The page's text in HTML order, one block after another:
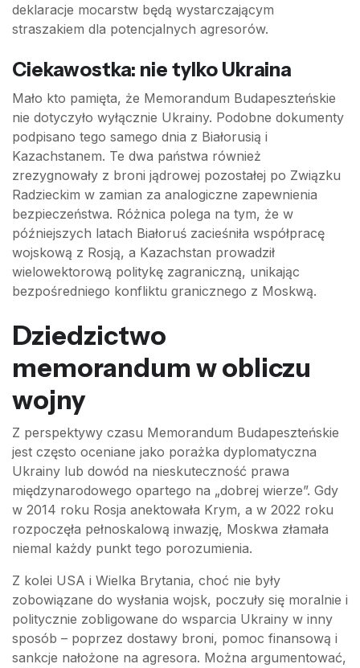
deklaracje mocarstw będą wystarczającym
straszakiem dla potencjalnych agresorów.
Ciekawostka: nie tylko Ukraina
Mało kto pamięta, że Memorandum Budapeszteńskie
nie dotyczyło wyłącznie Ukrainy. Podobne dokumenty
podpisano tego samego dnia z Białorusią i
Kazachstanem. Te dwa państwa również
zrezygnowały z broni jądrowej pozostałej po Związku
Radzieckim w zamian za analogiczne zapewnienia
bezpieczeństwa. Różnica polega na tym, że w
późniejszych latach Białoruś zacieśniła współpracę
wojskową z Rosją, a Kazachstan prowadził
wielowektorową politykę zagraniczną, unikając
bezpośredniego konfliktu granicznego z Moskwą.
Dziedzictwo
memorandum w obliczu
wojny
Z perspektywy czasu Memorandum Budapeszteńskie
jest często oceniane jako porażka dyplomatyczna
Ukrainy lub dowód na nieskuteczność prawa
międzynarodowego opartego na „dobrej wierze”. Gdy
w 2014 roku Rosja anektowała Krym, a w 2022 roku
rozpoczęła pełnoskalową inwazję, Moskwa złamała
niemal każdy punkt tego porozumienia.
Z kolei USA i Wielka Brytania, choć nie były
zobowiązane do wysłania wojsk, poczuły się moralnie i
politycznie zobligowane do wsparcia Ukrainy w inny
sposób – poprzez dostawy broni, pomoc finansową i
sankcje nałożone na agresora. Można argumentować,